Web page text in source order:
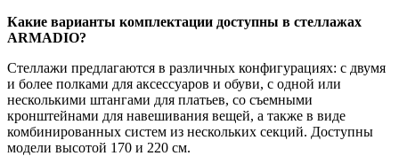
Какие варианты комплектации доступны в стеллажах
ARMADIO?
Стеллажи предлагаются в различных конфигурациях: с двумя
и более полками для аксессуаров и обуви, с одной или
несколькими штангами для платьев, со съемными
кронштейнами для навешивания вещей, а также в виде
комбинированных систем из нескольких секций. Доступны
модели высотой 170 и 220 см.